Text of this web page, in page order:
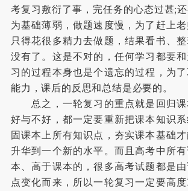
考复习敷衍了事，完任务的心态过甚;
为基础薄弱，做题速度慢，为了赶上老
只得花很多精力去做题，结果看书、
没有了。这是不对的，任何学习都要
习的过程本身也是个遗忘的过程，为
能力，课后的反思和总结是必要的。
总之，一轮复习的重点就是回归课
好与不好，都一定要重新把课本知识
固课本上所有知识点，夯实课本基础
升华到一个新的水平。而且高考中所
本、高于课本的，很多高考试题都是
点变化而来，所以一轮复习一定要高度